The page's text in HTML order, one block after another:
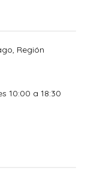
Región
10:00 a 18:30